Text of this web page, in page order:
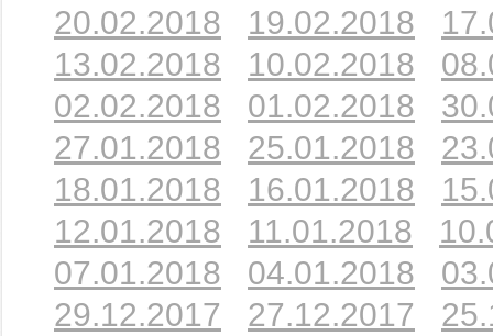
20.02.2018
19.02.2018
13.02.2018
10.02.2018
02.02.2018
01.02.2018
27.01.2018
25.01.2018
18.01.2018
16.01.2018
12.01.2018
11.01.2018
07.01.2018
04.01.2018
29.12.2017
27.12.2017